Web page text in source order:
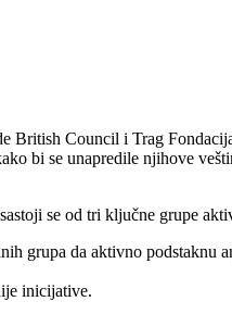
British Council i Trag
bi se unapredile njihove
se od tri ključne grupe
grupa da aktivno podstaknu
inicijative.